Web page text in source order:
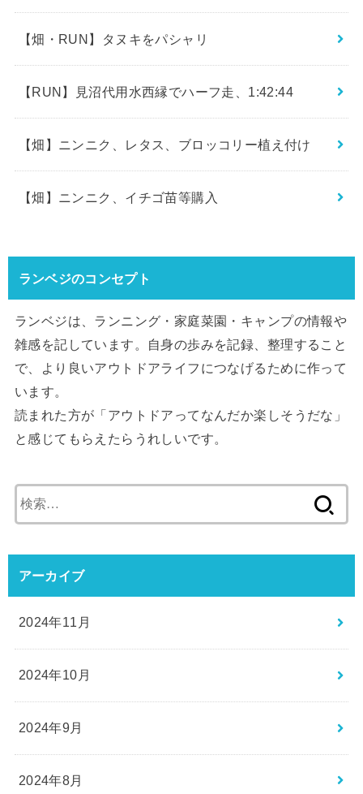
【畑・RUN】タヌキをパシャリ
【RUN】見沼代用水西縁でハーフ走、1:42:44
【畑】ニンニク、レタス、ブロッコリー植え付け
【畑】ニンニク、イチゴ苗等購入
ランベジのコンセプト
ランベジは、ランニング・家庭菜園・キャンプの情報や
雑感を記しています。自身の歩みを記録、整理すること
で、より良いアウトドアライフにつなげるために作って
います。
読まれた方が「アウトドアってなんだか楽しそうだな」
と感じてもらえたらうれしいです。
索:
アーカイブ
2024年11月
2024年10月
2024年9月
2024年8月